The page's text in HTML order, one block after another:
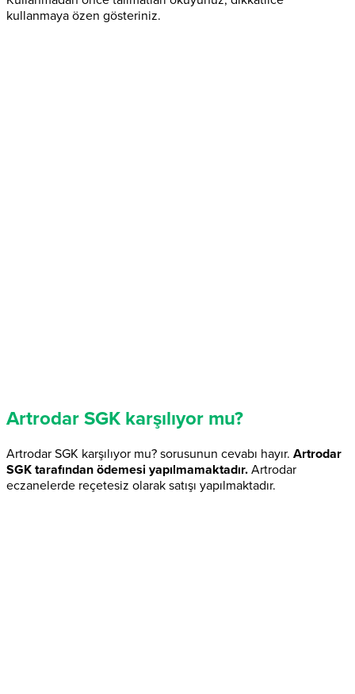
kullanmaya özen gösteriniz.
Artrodar SGK karşılıyor mu?
Artrodar SGK karşılıyor mu? sorusunun cevabı hayır. Artrodar
SGK tarafından ödemesi yapılmamaktadır. Artrodar
eczanelerde reçetesiz olarak satışı yapılmaktadır.